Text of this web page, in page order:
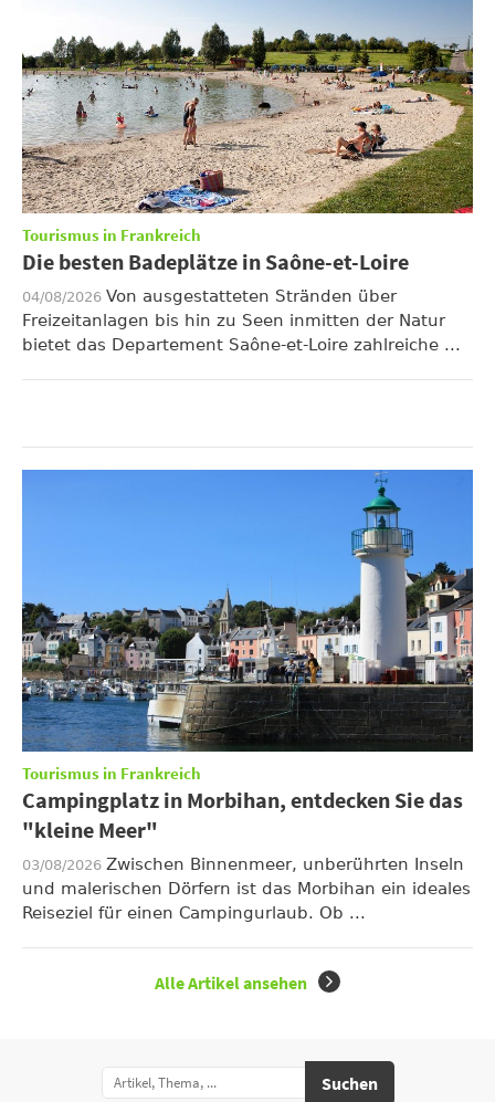
Tourismus in Frankreich
Die besten Badeplätze in Saône-et-Loire
04/08/2026 Von ausgestatteten Stränden über
Freizeitanlagen bis hin zu Seen inmitten der Natur
bietet das Departement Saône-et-Loire zahlreiche ...
Tourismus in Frankreich
Campingplatz in Morbihan, entdecken Sie das
"kleine Meer"
03/08/2026 Zwischen Binnenmeer, unberührten Inseln
und malerischen Dörfern ist das Morbihan ein ideales
Reiseziel für einen Campingurlaub. Ob ...
Alle Artikel ansehen
Suchen